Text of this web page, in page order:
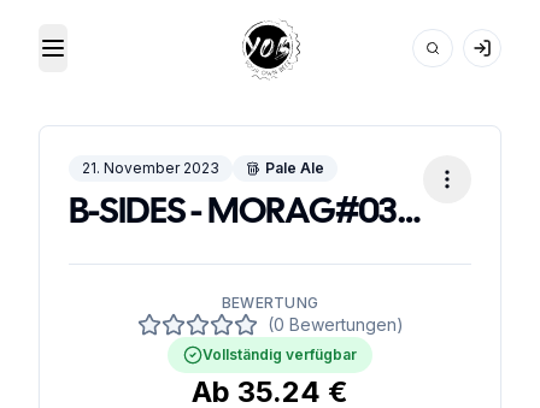
Toggle Menu Your Own Beer
21. November 2023 Pale Ale
B-SIDES - MORAG#039;S MOJITO
BEWERTUNG
(0 Bewertungen)
Vollständig verfügbar
Ab 35.24 €